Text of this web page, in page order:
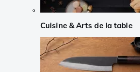
Cuisine & Arts de la table